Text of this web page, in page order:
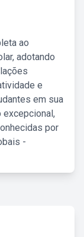
ao
adotando
e
em sua
excepcional,
por
-